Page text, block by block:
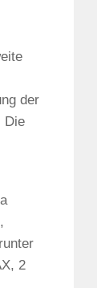
der
Die
2